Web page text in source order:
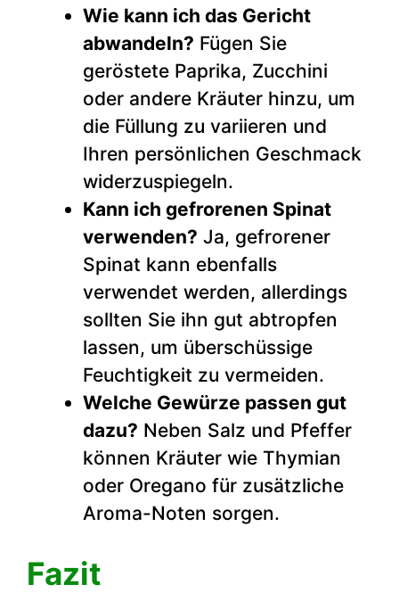
Wie kann ich das Gericht
abwandeln? Fügen Sie
geröstete Paprika, Zucchini
oder andere Kräuter hinzu, um
die Füllung zu variieren und
Ihren persönlichen Geschmack
widerzuspiegeln.
Kann ich gefrorenen Spinat
verwenden? Ja, gefrorener
Spinat kann ebenfalls
verwendet werden, allerdings
sollten Sie ihn gut abtropfen
lassen, um überschüssige
Feuchtigkeit zu vermeiden.
Welche Gewürze passen gut
dazu? Neben Salz und Pfeffer
können Kräuter wie Thymian
oder Oregano für zusätzliche
Aroma-Noten sorgen.
Fazit